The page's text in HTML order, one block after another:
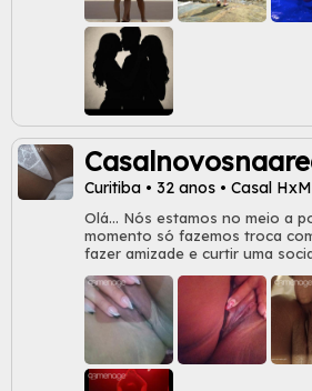
tal trocar ideias sem pressa,
julgamentos? 🔒 Discrição, respeito e consensualidade
são prioridade. 💬 Vamos
essa conexão pode nos levar?
Curitiba • 32 anos • Casal HxM
Olá... Nós estamos no meio a
momento só fazemos troca
fazer amizade e curtir uma social, os dois bebe e